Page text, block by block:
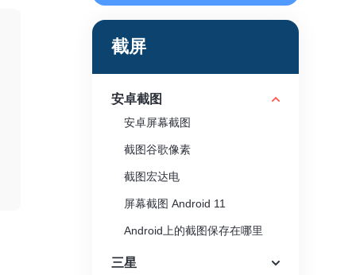
截屏
安卓截图
安卓屏幕截图
截图谷歌像素
截图宏达电
屏幕截图 Android 11
Android上的截图保存在哪里
三星